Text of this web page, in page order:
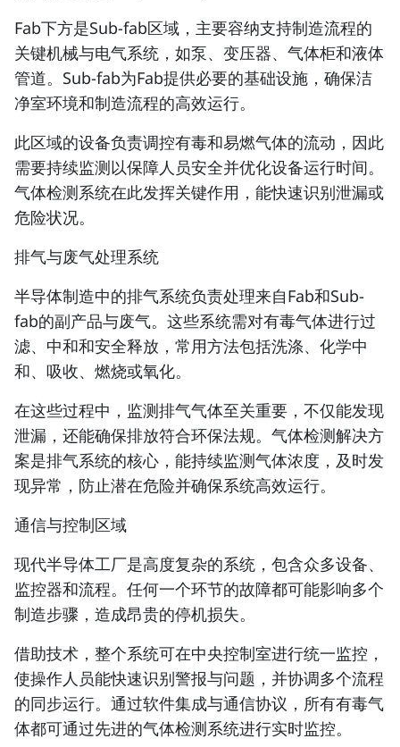
Fab下方是Sub-fab区域，主要容纳支持制造流程的
关键机械与电气系统，如泵、变压器、气体柜和液体
管道。Sub-fab为Fab提供必要的基础设施，确保洁
净室环境和制造流程的高效运行。
此区域的设备负责调控有毒和易燃气体的流动，因此
需要持续监测以保障人员安全并优化设备运行时间。
气体检测系统在此发挥关键作用，能快速识别泄漏或
危险状况。
排气与废气处理系统
半导体制造中的排气系统负责处理来自Fab和Sub-
fab的副产品与废气。这些系统需对有毒气体进行过
滤、中和和安全释放 ，常用方法包括洗涤、化学中
和、吸收、燃烧或氧化。
在这些过程中， 监测排气气体至关重要，不仅能发现
泄漏，还能确保排放符合环保法规。气体检测解决方
案是排气系统的核心，能持续监测气体浓度，及时发
现异常，防止潜在危险并确保系统高效运行。
通信与控制区域
现代半导体工厂是高度复杂的系统，包含众多设备、
监控器和流程。任何一个环节的故障都可能影响多个
制造步骤，造成昂贵的停机损失。
借助技术，整个系统可在中央控制室进行统一监控，
使操作人员能快速识别警报与问题，并协调多个流程
的同步运行。通过软件集成与通信协议，所有有毒气
体都可通过先进的气体检测系统进行实时监控。